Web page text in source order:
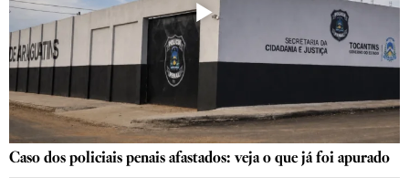
Caso dos policiais penais afastados: veja o que já foi apurado